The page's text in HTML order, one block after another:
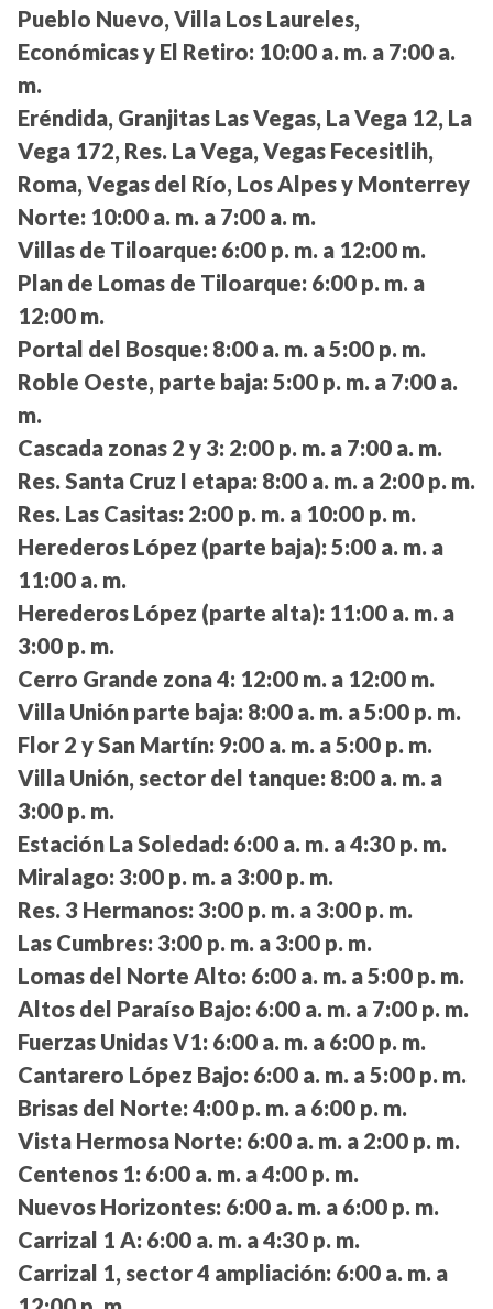
Pueblo Nuevo, Villa Los Laureles,
Económicas y El Retiro: 10:00 a. m. a 7:00 a.
m.
Eréndida, Granjitas Las Vegas, La Vega 12, La
Vega 172, Res. La Vega, Vegas Fecesitlih,
Roma, Vegas del Río, Los Alpes y Monterrey
Norte: 10:00 a. m. a 7:00 a. m.
Villas de Tiloarque: 6:00 p. m. a 12:00 m.
Plan de Lomas de Tiloarque: 6:00 p. m. a
12:00 m.
Portal del Bosque: 8:00 a. m. a 5:00 p. m.
Roble Oeste, parte baja: 5:00 p. m. a 7:00 a.
m.
Cascada zonas 2 y 3: 2:00 p. m. a 7:00 a. m.
Res. Santa Cruz I etapa: 8:00 a. m. a 2:00 p. m.
Res. Las Casitas: 2:00 p. m. a 10:00 p. m.
Herederos López (parte baja): 5:00 a. m. a
11:00 a. m.
Herederos López (parte alta): 11:00 a. m. a
3:00 p. m.
Cerro Grande zona 4: 12:00 m. a 12:00 m.
Villa Unión parte baja: 8:00 a. m. a 5:00 p. m.
Flor 2 y San Martín: 9:00 a. m. a 5:00 p. m.
Villa Unión, sector del tanque: 8:00 a. m. a
3:00 p. m.
Estación La Soledad: 6:00 a. m. a 4:30 p. m.
Miralago: 3:00 p. m. a 3:00 p. m.
Res. 3 Hermanos: 3:00 p. m. a 3:00 p. m.
Las Cumbres: 3:00 p. m. a 3:00 p. m.
Lomas del Norte Alto: 6:00 a. m. a 5:00 p. m.
Altos del Paraíso Bajo: 6:00 a. m. a 7:00 p. m.
Fuerzas Unidas V1: 6:00 a. m. a 6:00 p. m.
Cantarero López Bajo: 6:00 a. m. a 5:00 p. m.
Brisas del Norte: 4:00 p. m. a 6:00 p. m.
Vista Hermosa Norte: 6:00 a. m. a 2:00 p. m.
Centenos 1: 6:00 a. m. a 4:00 p. m.
Nuevos Horizontes: 6:00 a. m. a 6:00 p. m.
Carrizal 1 A: 6:00 a. m. a 4:30 p. m.
Carrizal 1, sector 4 ampliación: 6:00 a. m. a